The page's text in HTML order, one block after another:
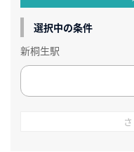
選択中の条件
新桐生駅